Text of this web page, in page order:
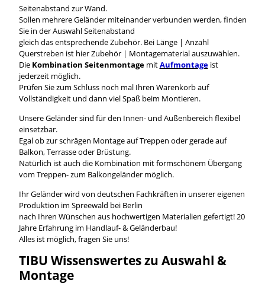
Seitenabstand zur Wand.
Sollen mehrere Geländer miteinander verbunden werden, finden
Sie in der Auswahl Seitenabstand
gleich das entsprechende Zubehör. Bei Länge | Anzahl
Querstreben ist hier Zubehör | Montagematerial auszuwählen.
Die Kombination Seitenmontage mitAufmontageist
jederzeit möglich.
Prüfen Sie zum Schluss noch mal Ihren Warenkorb auf
Vollständigkeit und dann viel Spaß beim Montieren.
Unsere Geländer sind für den Innen- und Außenbereich flexibel
einsetzbar.
Egal ob zur schrägen Montage auf Treppen oder gerade auf
Balkon, Terrasse oder Brüstung.
Natürlich ist auch die Kombination mit formschönem Übergang
vom Treppen- zum Balkongeländer möglich.
Ihr Geländer wird von deutschen Fachkräften in unserer eigenen
Produktion im Spreewald bei Berlin
nach Ihren Wünschen aus hochwertigen Materialien gefertigt! 20
Jahre Erfahrung im Handlauf- & Geländerbau!
Alles ist möglich, fragen Sie uns!
TIBU Wissenswerteszu Auswahl &
Montage